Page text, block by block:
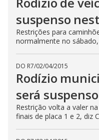
suspenso
Restrições para
normalmente no sábado,
DO R7/02/04/2015
Rodízio
será
Restrição volta a valer
finais de placa 1 e 2, diz